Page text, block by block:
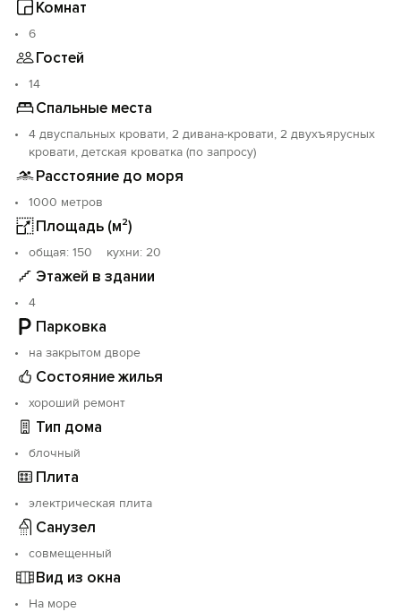
удовольствие от пребывания в доме и возле него.
Электричество, водопровод (запас воды 30
кубометров)‚ канализация, интернет - Wi—Fi.
Виноград, персики, вишня, инжир, груша, малина с
участка бесплатно.
Баня.
Летняя кухня—столовая.
Летний душ
Две беседки
Небольшой бассейн
Зона барбекю
Спортивная детская площадка с газонами.
Стоянка на две машины.
Комнат
6
Гостей
14
Спальные места
4 двуспальных кровати, 2 дивана-кровати, 2 двухъярусных
кровати, детская кроватка (по запросу)
Расстояние до моря
1000 метров
Площадь (м²)
oбщая: 150 кухни: 20
Этажей в здании
4
Парковка
на закрытом дворе
Состояние жилья
хороший ремонт
Тип дома
блочный
Плита
электрическая плита
Санузел
совмещенный
Вид из окна
На море